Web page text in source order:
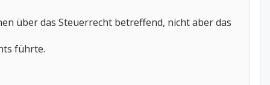
über das Steuerrecht betreffend, nicht aber das
führte.